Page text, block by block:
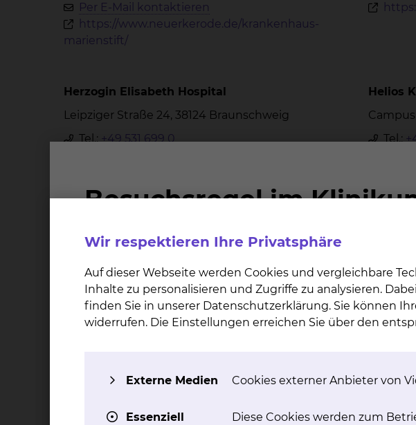
Per E-Mail kontaktieren
https://www.neuerkerode.de/krankenhaus-
marienstift/
Herzogin Elisabeth Hospital
Leipziger Straße 24, 38124 Braunschweig
Tel.:+49 531 699 0
Helios
Campus
Tel.:
Helios Klinikum Salzgitter GmbH
Tel.:+49 5341 835 0
Fax: +49 5341 835 1515
Per E-Mail kontaktieren
Tel.:
Fax:
Per
Wir respektieren Ihre Privatsphäre
Auf dieser Webseite werden Cookies und vergleichbare
Inhalte zu personalisieren und Zugriffe zu analysieren.
finden Sie in unserer Datenschutzerklärung. Sie können
widerrufen. Die Einstellungen erreichen Sie über den
Externe Medien Cookies externer Anbieter von
Essenziell Diese Cookies werden zum